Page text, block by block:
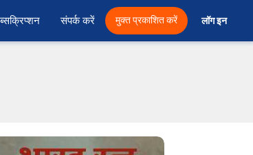
संपर्क करें मुक्त प्रकाशित करें लॉग इन